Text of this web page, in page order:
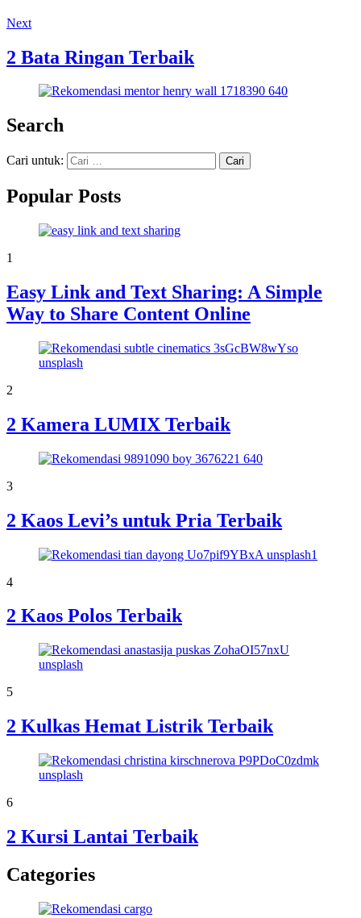
Next
2 Bata Ringan Terbaik
Search
Cari untuk:
Popular Posts
1
Easy Link and Text Sharing: A Simple
Way to Share Content Online
2
2 Kamera LUMIX Terbaik
3
2 Kaos Levi’s untuk Pria Terbaik
4
2 Kaos Polos Terbaik
5
2 Kulkas Hemat Listrik Terbaik
6
2 Kursi Lantai Terbaik
Categories